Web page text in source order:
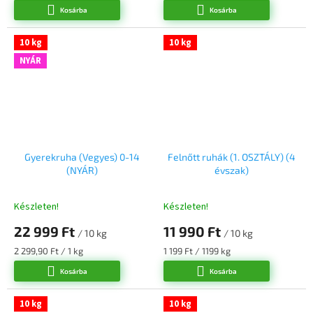
Kosárba Kosárba
10 kg
NYÁR
Gyerekruha (Vegyes) 0-14
(NYÁR)
Készleten!
22 999 Ft / 10 kg
Egységár:
2 299,90 Ft / 1 kg
Kosárba
10 kg
Felnőtt ruhák (1. OSZTÁLY) (4
évszak)
Készleten!
11 990 Ft / 10 kg
Egységár:
1 199 Ft / 1199 kg
Kosárba
10 kg 10 kg